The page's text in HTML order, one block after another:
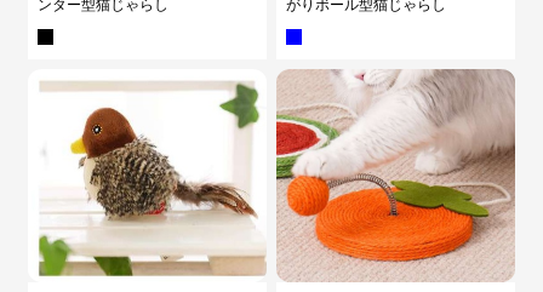
ンター型猫じゃらし
がりボール型猫じゃらし